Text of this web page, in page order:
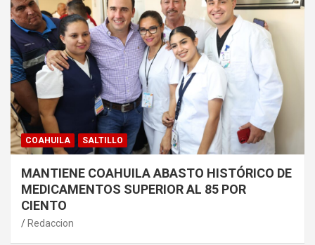
COAHUILA SALTILLO
MANTIENE COAHUILA ABASTO HISTÓRICO DE
MEDICAMENTOS SUPERIOR AL 85 POR
CIENTO
Redaccion